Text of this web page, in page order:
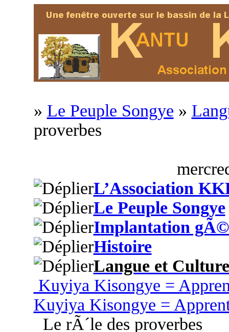
» Le Peuple Songye »
proverbes
L’Association
Le Peuple Songye
Implantation
Histoire
Langue et Culture
Kuyiya Kisongye =
Kuyiya Kisongye =
Le rÃ´le des proverbes